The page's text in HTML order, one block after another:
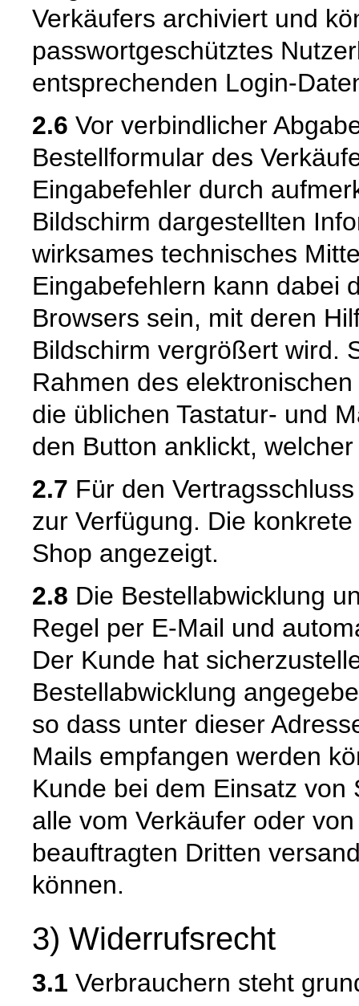
Verkäufers archiviert und
passwortgeschütztes
entsprechenden Login-
2.6 Vor verbindlicher
Bestellformular des
Eingabefehler durch
Bildschirm dargestellten
wirksames technisches
Eingabefehlern kann dabei
Browsers sein, mit deren
Bildschirm vergrößert wird.
Rahmen des
die üblichen Tastatur- und
den Button anklickt,
2.7 Für den
zur Verfügung. Die
Shop angezeigt.
2.8 Die Bestellabwicklung
Regel per E-Mail und
Der Kunde hat
Bestellabwicklung
so dass unter dieser
Mails empfangen werden
Kunde bei dem Einsatz
alle vom Verkäufer oder
beauftragten Dritten
können.
3) Widerrufsrecht
3.1 Verbrauchern steht